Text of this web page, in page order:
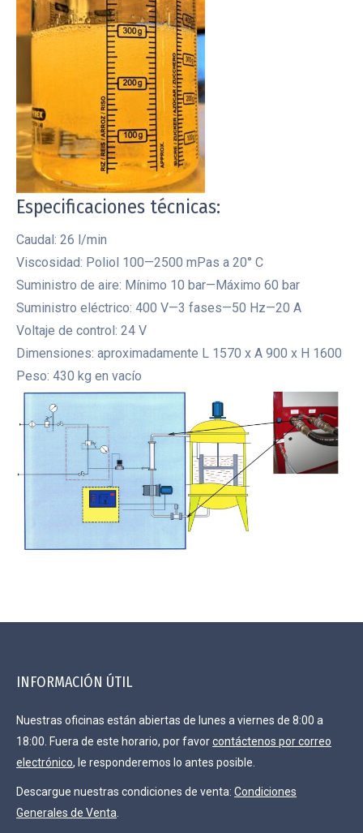
Especificaciones técnicas:
Caudal: 26 l/min
Viscosidad: Poliol 100—2500 mPas a 20° C
Suministro de aire: Mínimo 10 bar—Máximo 60 bar
Suministro eléctrico: 400 V—3 fases—50 Hz—20 A
Voltaje de control: 24 V
Dimensiones: aproximadamente L 1570 x A 900 x H 1600
Peso: 430 kg en vacío
INFORMACIÓN ÚTIL
Nuestras oficinas están abiertas de lunes a viernes de 8:00 a
18:00. Fuera de este horario, por favorcontáctenos por correo
electrónico, le responderemos lo antes posible.
Descargue nuestras condiciones de venta: Condiciones
Generales de Venta